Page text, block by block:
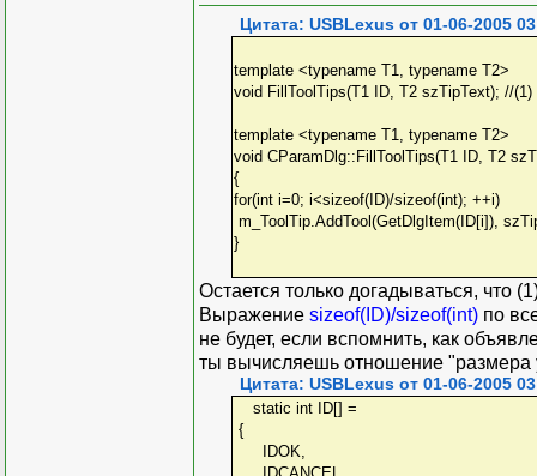
Цитата: USBLexus от 01-06-2005
template <typename T1, typename T2>
void FillToolTips(T1 ID, T2 szTipText); //(1)
template <typename T1, typename T2>
void CParamDlg::FillToolTips(T1 ID, T2
{
for(int i=0; i<sizeof(ID)/sizeof(int); ++i)
m_ToolTip.AddTool(GetDlgItem(ID[i]),
}
Остается только догадываться, что
Выражение sizeof(ID)/sizeof(int) по
не будет, если вспомнить, как
ты вычисляешь отношение "размера
Цитата: USBLexus от 01-06-2005
static int ID[] =
{
IDOK,